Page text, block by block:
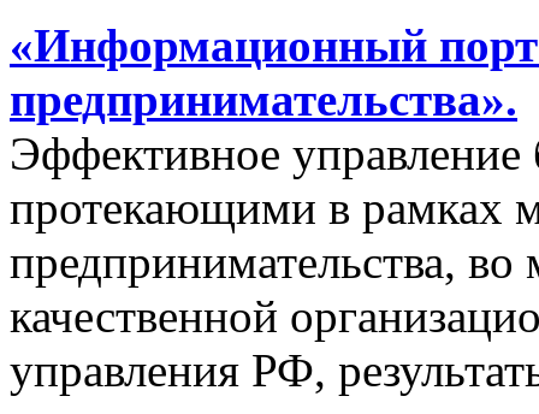
«Информационный
предпринимательства».
Эффективное управление
протекающими в рамках
предпринимательства,
качественной
управления РФ,